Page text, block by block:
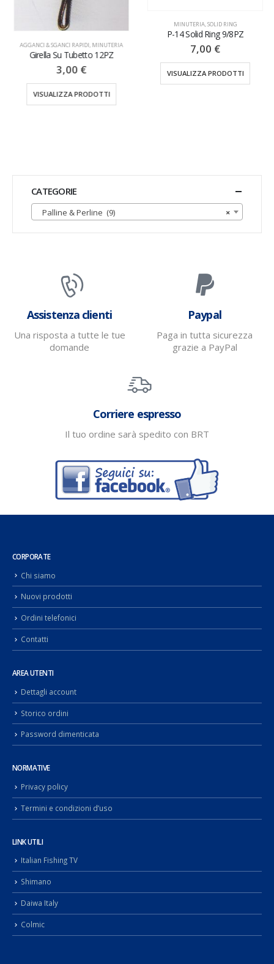
AGGANCI & SGANCI RAPIDI, MINUTERIA
Girella Su Tubetto 12PZ
3,00 €
VISUALIZZA PRODOTTI
MINUTERIA,SOLID RING
P-14 Solid Ring 9/8PZ
7,00 €
VISUALIZZA PRODOTTI
Assistenza clienti
Una risposta a tutte le tue
Paga in tutta sicurezza
Il tuo ordine sarà spedito con BRT
Ordini telefonici
Contatti
AREA UTENTI
Password dimenticata
NORMATIVE
LINK UTILI
Daiwa Italy
Colmic